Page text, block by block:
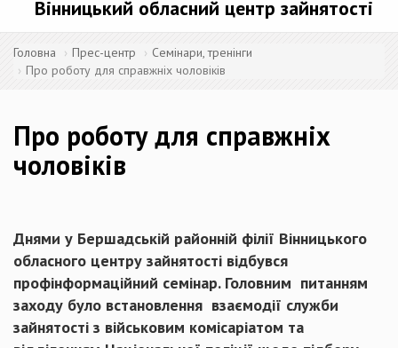
Вінницький обласний центр зайнятості
Головна Прес-центр
Семінари, тренінги
Про роботу для справжніх чоловіків
Про роботу для справжніх
чоловіків
Днями у Бершадській районній філії Вінницького
обласного центру зайнятості відбувся
профінформаційний семінар. Головним питанням
заходу було встановлення взаємодії служби
зайнятості з військовим комісаріатом та